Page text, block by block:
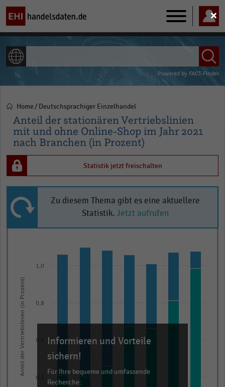
Main
navigation
Powered by FACT-Finder
Pfadnavigation
Home Deutschsprachiger Einzelhandel
Anteil der stationären Vertriebslinien
mit und ohne Online-Shop im Jahr 2021
nach Branchen (in Prozent)
Statistik jetzt freischalten
Zu diesem Thema gibt es eine aktuellere
Statistik. Jetzt aufrufen
data
series.
The
chart
has
axis
displaying
Anteil der Vertriebslinien (in Prozent)
0,3
0,5
0,8
1,0
Informieren und Vorteile
sichern!
Für Ihre bequeme und umfassende
Recherche: